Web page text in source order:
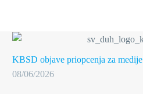
KBSD objave priopcenja za medije
08/06/2026